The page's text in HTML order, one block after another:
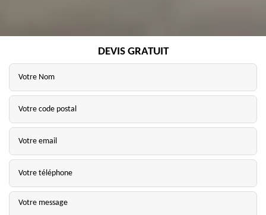
DEVIS GRATUIT